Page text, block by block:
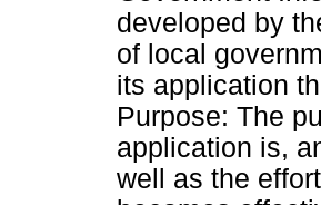
developed by
of local
its application
Purpose: The
application is,
well as the